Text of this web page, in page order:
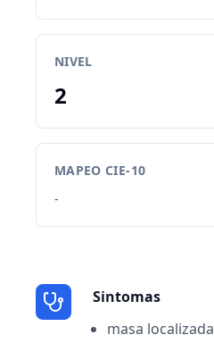
NIVEL
2
MAPEO CIE-10
-
Sintomas
masa localizada